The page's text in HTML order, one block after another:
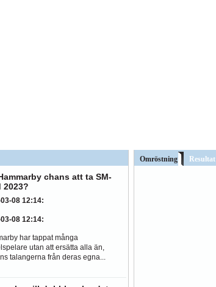
chans att ta SM-
2023?
08 12:14:
08 12:14:
har tappat många
utan att ersätta alla än,
talangerna från deras egna...
Omröstning Resultat